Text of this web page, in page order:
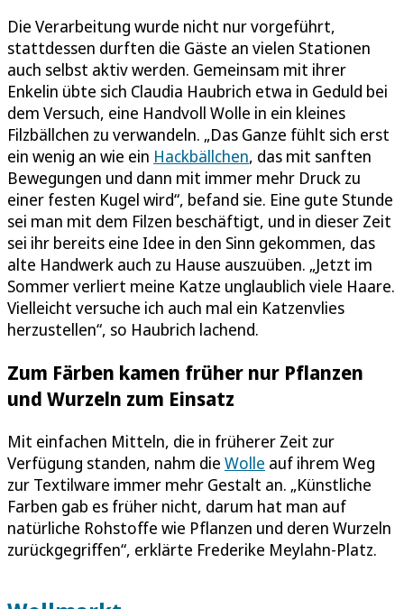
Die Verarbeitung wurde nicht nur vorgeführt,
stattdessen durften die Gäste an vielen Stationen
auch selbst aktiv werden. Gemeinsam mit ihrer
Enkelin übte sich Claudia Haubrich etwa in Geduld bei
dem Versuch, eine Handvoll Wolle in ein kleines
Filzbällchen zu verwandeln. „Das Ganze fühlt sich erst
ein wenig an wie ein Hackbällchen, das mit sanften
Bewegungen und dann mit immer mehr Druck zu
einer festen Kugel wird“, befand sie. Eine gute Stunde
sei man mit dem Filzen beschäftigt, und in dieser Zeit
sei ihr bereits eine Idee in den Sinn gekommen, das
alte Handwerk auch zu Hause auszuüben. „Jetzt im
Sommer verliert meine Katze unglaublich viele Haare.
Vielleicht versuche ich auch mal ein Katzenvlies
herzustellen“, so Haubrich lachend.
Zum Färben kamen früher nur Pflanzen
und Wurzeln zum Einsatz
Mit einfachen Mitteln, die in früherer Zeit zur
Verfügung standen, nahm die Wolle auf ihrem Weg
zur Textilware immer mehr Gestalt an. „Künstliche
Farben gab es früher nicht, darum hat man auf
natürliche Rohstoffe wie Pflanzen und deren Wurzeln
zurückgegriffen“, erklärte Frederike Meylahn-Platz.